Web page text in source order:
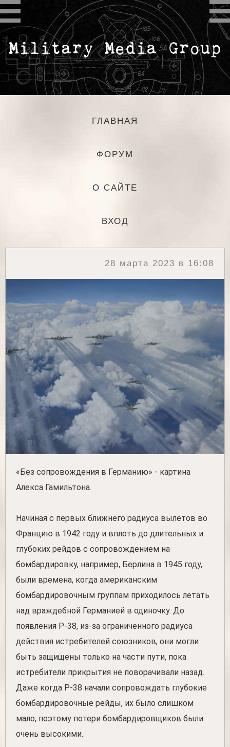
ГЛАВНАЯ
ФОРУМ
О САЙТЕ
ВХОД
28 марта 2023 в 16:08
«Без сопровождения в Германию» - картина
Алекса Гамильтона.
Начиная с первых ближнего радиуса вылетов во
Францию ​​в 1942 году и вплоть до длительных и
глубоких рейдов с сопровождением на
бомбардировку, например, Берлина в 1945 году,
были времена, когда американским
бомбардировочным группам приходилось летать
над враждебной Германией в одиночку. До
появления Р-38, из-за ограниченного радиуса
действия истребителей союзников, они могли
быть защищены только на части пути, пока
истребители прикрытия не поворачивали назад.
Даже когда P-38 начали сопровождать глубокие
бомбардировочные рейды, их было слишком
мало, поэтому потери бомбардировщиков были
очень высокими.